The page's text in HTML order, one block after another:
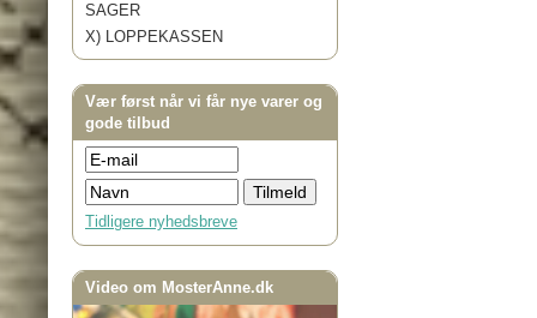
SAGER
X) LOPPEKASSEN
Vær først når vi får nye varer og
gode tilbud
Tidligere nyhedsbreve
Video om MosterAnne.dk